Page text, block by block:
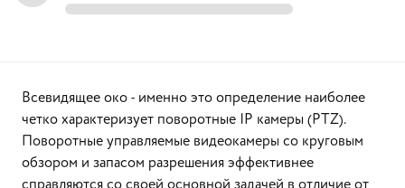
Всевидящее око - именно это определение наиболее
четко характеризует поворотные IP камеры (PTZ).
Поворотные управляемые видеокамеры со круговым
обзором и запасом разрешения эффективнее